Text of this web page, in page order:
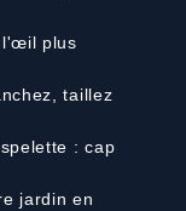
l'œil plus
taillez
: cap
jardin en